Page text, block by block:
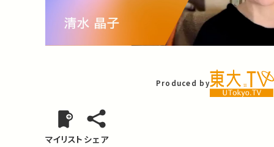
Video
Produced by
マイリスト シェア